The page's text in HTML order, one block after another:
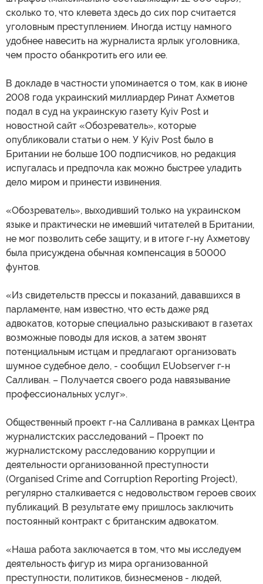
сколько то, что клевета здесь до сих пор считается
уголовным преступлением. Иногда истцу намного
удобнее навесить на журналиста ярлык уголовника,
чем просто обанкротить его или ее.
В докладе в частности упоминается о том, как в июне
2008 года украинский миллиардер Ринат Ахметов
подал в суд на украинскую газету Kyiv Post и
новостной сайт «Обозреватель», которые
опубликовали статьи о нем. У Kyiv Post было в
Британии не больше 100 подписчиков, но редакция
испугалась и предпочла как можно быстрее уладить
дело миром и принести извинения.
«Обозреватель», выходивший только на украинском
языке и практически не имевший читателей в Британии,
не мог позволить себе защиту, и в итоге г-ну Ахметову
была присуждена обычная компенсация в 50000
фунтов.
«Из свидетельств прессы и показаний, дававшихся в
парламенте, нам известно, что есть даже ряд
адвокатов, которые специально разыскивают в газетах
возможные поводы для исков, а затем звонят
потенциальным истцам и предлагают организовать
шумное судебное дело, - сообщил EUobserver г-н
Салливан. – Получается своего рода навязывание
профессиональных услуг».
Общественный проект г-на Салливана в рамках Центра
журналистских расследований – Проект по
журналистскому расследованию коррупции и
деятельности организованной преступности
(Organised Crime and Corruption Reporting Project),
регулярно сталкивается с недовольством героев своих
публикаций. В результате ему пришлось заключить
постоянный контракт с британским адвокатом.
«Наша работа заключается в том, что мы исследуем
деятельность фигур из мира организованной
преступности, политиков, бизнесменов - людей,